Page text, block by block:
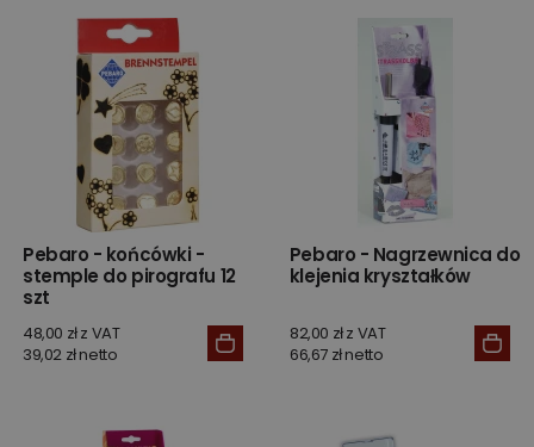
Pebaro - końcówki -
stemple do pirografu 12
szt
48,00 zł z VAT
39,02 zł netto
Pebaro - Nagrzewnica do
klejenia kryształków
82,00 zł z VAT
66,67 zł netto